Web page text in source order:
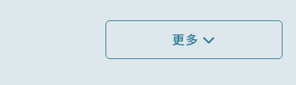
更多